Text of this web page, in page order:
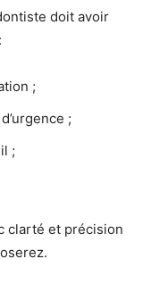
doit avoir
;
;
;
clarté et précision